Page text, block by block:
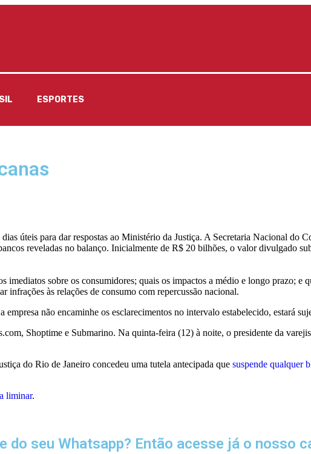
ESPORTES
úteis para dar respostas ao Ministério da Justiça. A Secretaria Nacional do
reveladas no balanço. Inicialmente de R$ 20 bilhões, o valor divulgado
sobre os consumidores; quais os impactos a médio e longo prazo; e
infrações às relações de consumo com repercussão nacional.
não encaminhe os esclarecimentos no intervalo estabelecido, estará
Shoptime e Submarino. Na quinta-feira (12) à noite, o presidente da
do Rio de Janeiro concedeu uma tutela antecipada que suspende qualquer
liminar.
seu Whatsapp? Então acesse já o nosso